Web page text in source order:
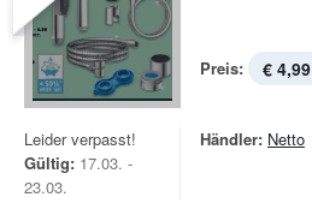
Preis: € 4,99
Leider verpasst!
Gültig: 17.03. -
23.03.
Händler: Netto